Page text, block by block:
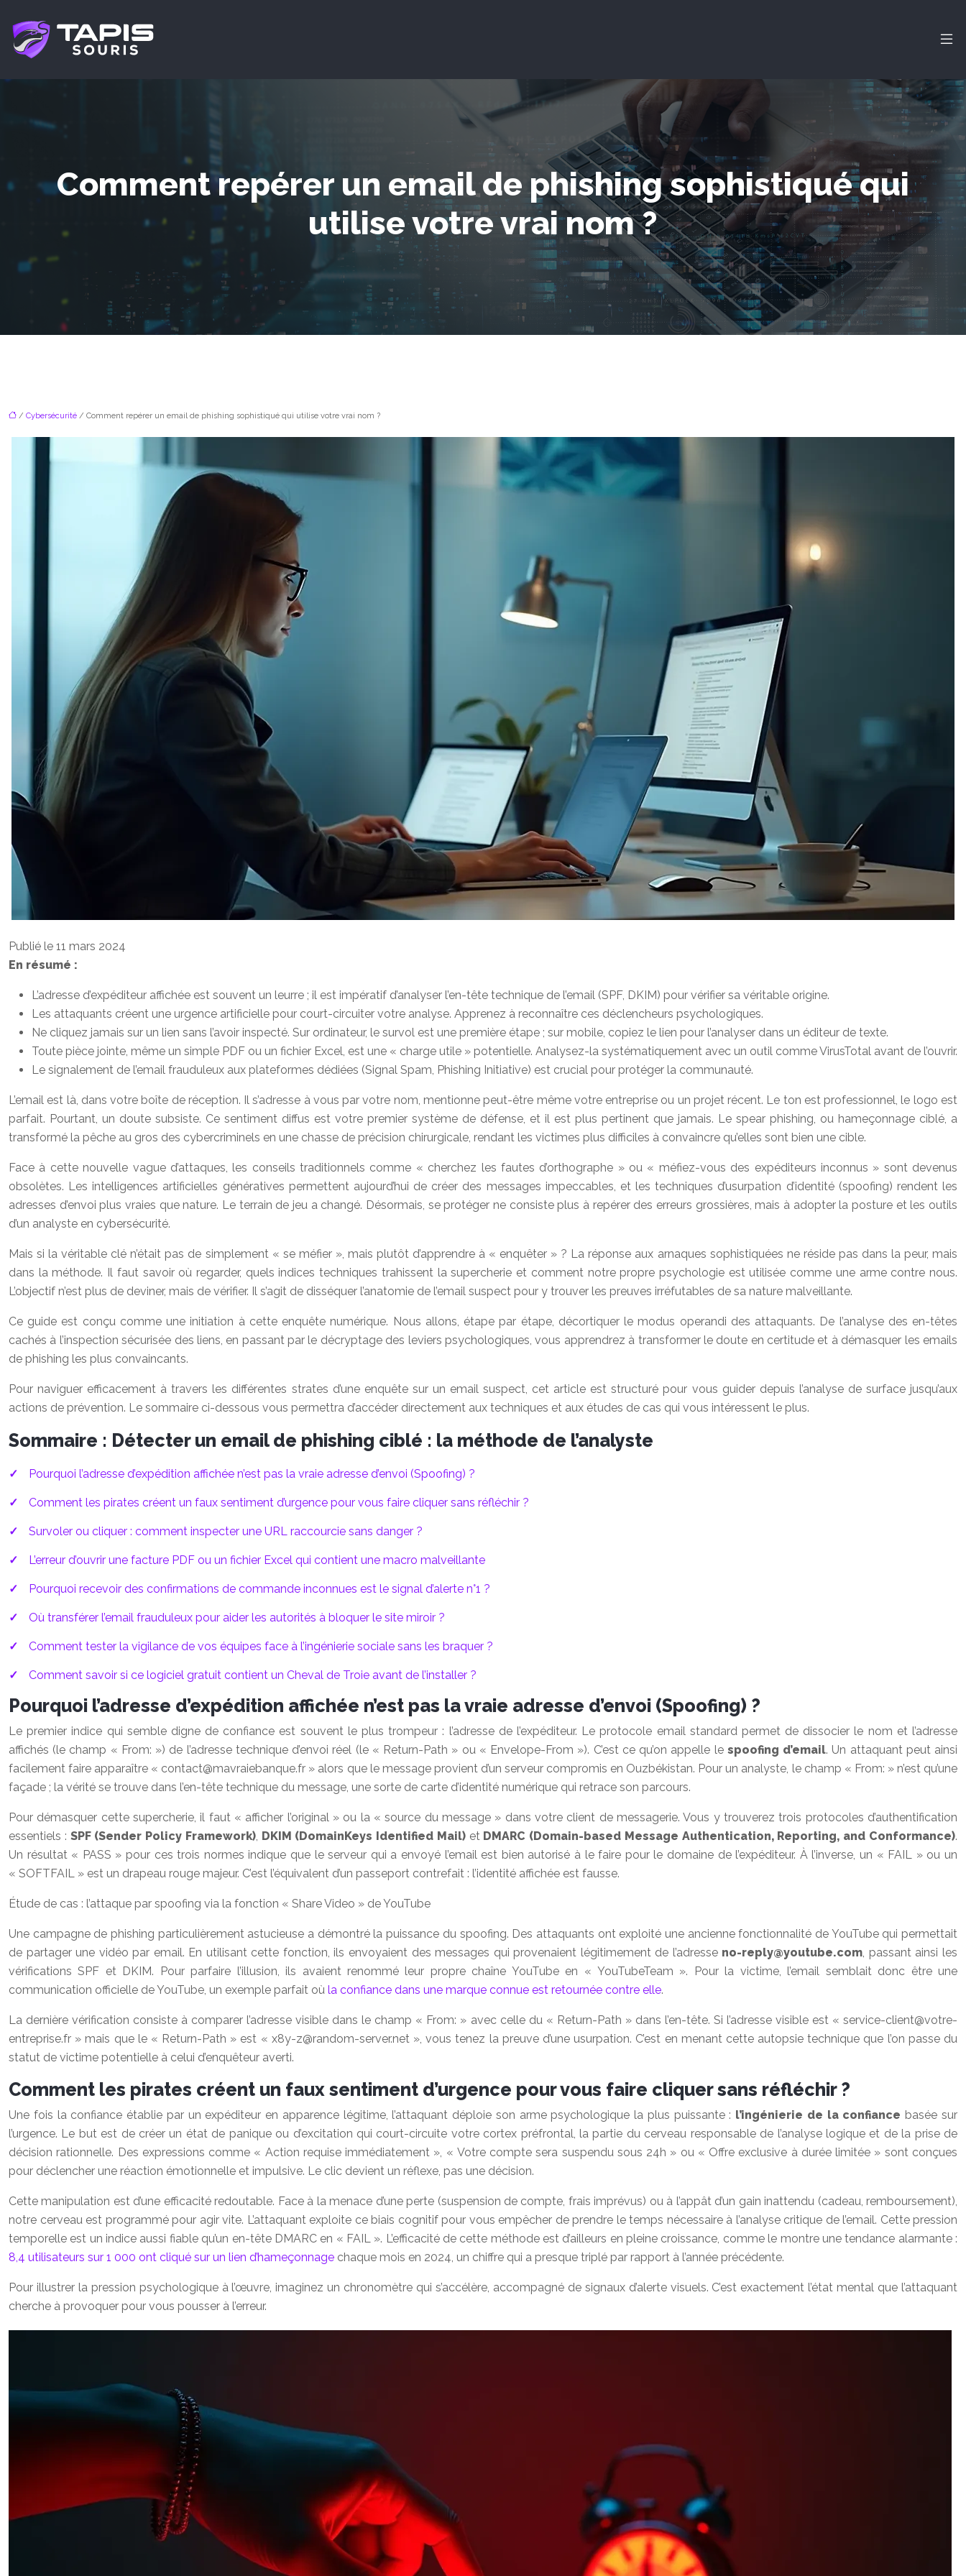
Comment repérer un email de phishing sophistiqué qui
utilise votre vrai nom ?
/ Cybersécurité / Comment repérer un email de phishing sophistiqué qui utilise votre vrai nom ?
Publié le 11 mars 2024
En résumé :
L’adresse d’expéditeur affichée est souvent un leurre ; il est impératif d’analyser l’en-tête technique de l’email (SPF, DKIM) pour vérifier sa véritable origine.
Les attaquants créent une urgence artificielle pour court-circuiter votre analyse. Apprenez à reconnaître ces déclencheurs psychologiques.
Ne cliquez jamais sur un lien sans l’avoir inspecté. Sur ordinateur, le survol est une première étape ; sur mobile, copiez le lien pour l’analyser dans un éditeur de texte.
Toute pièce jointe, même un simple PDF ou un fichier Excel, est une « charge utile » potentielle. Analysez-la systématiquement avec un outil comme VirusTotal avant de l’ouvrir.
Le signalement de l’email frauduleux aux plateformes dédiées (Signal Spam, Phishing Initiative) est crucial pour protéger la communauté.
L’email est là, dans votre boîte de réception. Il s’adresse à vous par votre nom, mentionne peut-être même votre entreprise ou un projet récent. Le ton est professionnel, le logo est
parfait. Pourtant, un doute subsiste. Ce sentiment diffus est votre premier système de défense, et il est plus pertinent que jamais. Le spear phishing, ou hameçonnage ciblé, a
transformé la pêche au gros des cybercriminels en une chasse de précision chirurgicale, rendant les victimes plus difficiles à convaincre qu’elles sont bien une cible.
Face à cette nouvelle vague d’attaques, les conseils traditionnels comme « cherchez les fautes d’orthographe » ou « méfiez-vous des expéditeurs inconnus » sont devenus
obsolètes. Les intelligences artificielles génératives permettent aujourd’hui de créer des messages impeccables, et les techniques d’usurpation d’identité (spoofing) rendent les
adresses d’envoi plus vraies que nature. Le terrain de jeu a changé. Désormais, se protéger ne consiste plus à repérer des erreurs grossières, mais à adopter la posture et les outils
d’un analyste en cybersécurité.
Mais si la véritable clé n’était pas de simplement « se méfier », mais plutôt d’apprendre à « enquêter » ? La réponse aux arnaques sophistiquées ne réside pas dans la peur, mais
dans la méthode. Il faut savoir où regarder, quels indices techniques trahissent la supercherie et comment notre propre psychologie est utilisée comme une arme contre nous.
L’objectif n’est plus de deviner, mais de vérifier. Il s’agit de disséquer l’anatomie de l’email suspect pour y trouver les preuves irréfutables de sa nature malveillante.
Ce guide est conçu comme une initiation à cette enquête numérique. Nous allons, étape par étape, décortiquer le modus operandi des attaquants. De l’analyse des en-têtes
cachés à l’inspection sécurisée des liens, en passant par le décryptage des leviers psychologiques, vous apprendrez à transformer le doute en certitude et à démasquer les emails
de phishing les plus convaincants.
Pour naviguer efficacement à travers les différentes strates d’une enquête sur un email suspect, cet article est structuré pour vous guider depuis l’analyse de surface jusqu’aux
actions de prévention. Le sommaire ci-dessous vous permettra d’accéder directement aux techniques et aux études de cas qui vous intéressent le plus.
Sommaire : Détecter un email de phishing ciblé : la méthode de l’analyste
Pourquoi l’adresse d’expédition affichée n’est pas la vraie adresse d’envoi (Spoofing) ?
Comment les pirates créent un faux sentiment d’urgence pour vous faire cliquer sans réfléchir ?
Survoler ou cliquer : comment inspecter une URL raccourcie sans danger ?
L’erreur d’ouvrir une facture PDF ou un fichier Excel qui contient une macro malveillante
Pourquoi recevoir des confirmations de commande inconnues est le signal d’alerte n°1 ?
Où transférer l’email frauduleux pour aider les autorités à bloquer le site miroir ?
Comment tester la vigilance de vos équipes face à l’ingénierie sociale sans les braquer ?
Comment savoir si ce logiciel gratuit contient un Cheval de Troie avant de l’installer ?
Pourquoi l’adresse d’expédition affichée n’est pas la vraie adresse d’envoi (Spoofing) ?
Le premier indice qui semble digne de confiance est souvent le plus trompeur : l’adresse de l’expéditeur. Le protocole email standard permet de dissocier le nom et l’adresse
affichés (le champ « From: ») de l’adresse technique d’envoi réel (le « Return-Path » ou « Envelope-From »). C’est ce qu’on appelle le spoofing d’email. Un attaquant peut ainsi
facilement faire apparaître « contact@mavraiebanque.fr » alors que le message provient d’un serveur compromis en Ouzbékistan. Pour un analyste, le champ « From: » n’est qu’une
façade ; la vérité se trouve dans l’en-tête technique du message, une sorte de carte d’identité numérique qui retrace son parcours.
Pour démasquer cette supercherie, il faut « afficher l’original » ou la « source du message » dans votre client de messagerie. Vous y trouverez trois protocoles d’authentification
essentiels : SPF (Sender Policy Framework), DKIM (DomainKeys Identified Mail)et DMARC (Domain-based Message Authentication, Reporting, and Conformance).
Un résultat « PASS » pour ces trois normes indique que le serveur qui a envoyé l’email est bien autorisé à le faire pour le domaine de l’expéditeur. À l’inverse, un « FAIL » ou un
« SOFTFAIL » est un drapeau rouge majeur. C’est l’équivalent d’un passeport contrefait : l’identité affichée est fausse.
Étude de cas : l’attaque par spoofing via la fonction « Share Video » de YouTube
Une campagne de phishing particulièrement astucieuse a démontré la puissance du spoofing. Des attaquants ont exploité une ancienne fonctionnalité de YouTube qui permettait
de partager une vidéo par email. En utilisant cette fonction, ils envoyaient des messages qui provenaient légitimement de l’adresse no-reply@youtube.com , passant ainsi les
vérifications SPF et DKIM. Pour parfaire l’illusion, ils avaient renommé leur propre chaîne YouTube en « YouTubeTeam ». Pour la victime, l’email semblait donc être une
communication officielle de YouTube, un exemple parfait où la confiance dans une marque connue est retournée contre elle.
La dernière vérification consiste à comparer l’adresse visible dans le champ « From: » avec celle du « Return-Path » dans l’en-tête. Si l’adresse visible est « service-client@votre-
entreprise.fr » mais que le « Return-Path » est « x8y-z@random-server.net », vous tenez la preuve d’une usurpation. C’est en menant cette autopsie technique que l’on passe du
statut de victime potentielle à celui d’enquêteur averti.
Comment les pirates créent un faux sentiment d’urgence pour vous faire cliquer sans réfléchir ?
Une fois la confiance établie par un expéditeur en apparence légitime, l’attaquant déploie son arme psychologique la plus puissante : l’ingénierie de la confiance basée sur
l’urgence. Le but est de créer un état de panique ou d’excitation qui court-circuite votre cortex préfrontal, la partie du cerveau responsable de l’analyse logique et de la prise de
décision rationnelle. Des expressions comme « Action requise immédiatement », « Votre compte sera suspendu sous 24h » ou « Offre exclusive à durée limitée » sont conçues
pour déclencher une réaction émotionnelle et impulsive. Le clic devient un réflexe, pas une décision.
Cette manipulation est d’une efficacité redoutable. Face à la menace d’une perte (suspension de compte, frais imprévus) ou à l’appât d’un gain inattendu (cadeau, remboursement),
notre cerveau est programmé pour agir vite. L’attaquant exploite ce biais cognitif pour vous empêcher de prendre le temps nécessaire à l’analyse critique de l’email. Cette pression
temporelle est un indice aussi fiable qu’un en-tête DMARC en « FAIL ». L’efficacité de cette méthode est d’ailleurs en pleine croissance, comme le montre une tendance alarmante :
8,4 utilisateurs sur 1 000 ont cliqué sur un lien d’hameçonnage chaque mois en 2024, un chiffre qui a presque triplé par rapport à l’année précédente.
Pour illustrer la pression psychologique à l’œuvre, imaginez un chronomètre qui s’accélère, accompagné de signaux d’alerte visuels. C’est exactement l’état mental que l’attaquant
cherche à provoquer pour vous pousser à l’erreur.